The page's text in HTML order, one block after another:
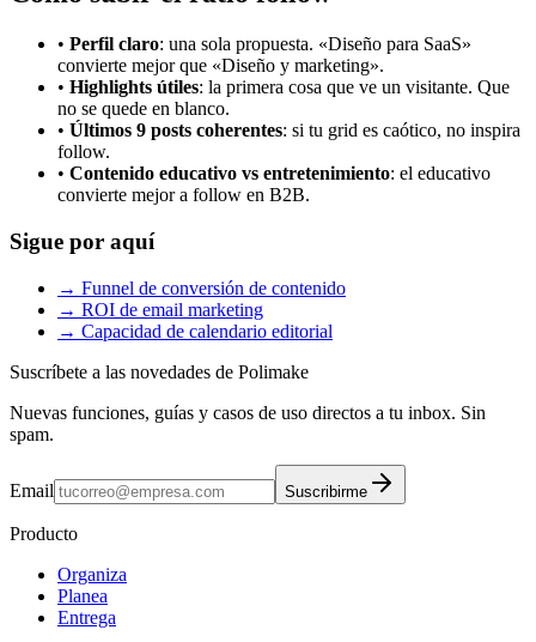
• Perfil claro: una sola propuesta. «Diseño para SaaS»
convierte mejor que «Diseño y marketing».
• Highlights útiles: la primera cosa que ve un visitante. Que
no se quede en blanco.
• Últimos 9 posts coherentes: si tu grid es caótico, no inspira
follow.
• Contenido educativo vs entretenimiento: el educativo
convierte mejor a follow en B2B.
Sigue por aquí
→ Funnel de conversión de contenido
→ ROI de email marketing
→ Capacidad de calendario editorial
Suscríbete a las novedades de Polimake
Nuevas funciones, guías y casos de uso directos a tu inbox. Sin
spam.
Email Suscribirme
Producto
Organiza
Planea
Entrega